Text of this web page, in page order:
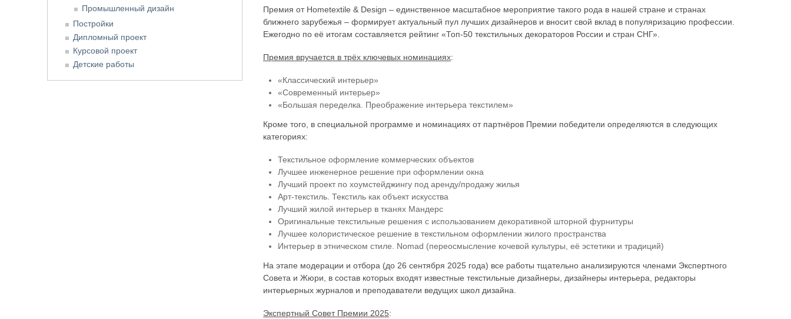
Премия от Hometextile & Design – единственное масштабное мероприятие такого рода в нашей стране и странах
ближнего зарубежья – формирует актуальный пул лучших дизайнеров и вносит свой вклад в популяризацию профессии.
Ежегодно по её итогам составляется рейтинг «Топ-50 текстильных декораторов России и стран СНГ».
Премия вручается в трёх ключевых номинациях:
«Классический интерьер»
«Современный интерьер»
«Большая переделка. Преображение интерьера текстилем»
Кроме того, в специальной программе и номинациях от партнёров Премии победители определяются в следующих
категориях:
Текстильное оформление коммерческих объектов
Лучшее инженерное решение при оформлении окна
Лучший проект по хоумстейджингу под аренду/продажу жилья
Арт-текстиль. Текстиль как объект искусства
Лучший жилой интерьер в тканях Мандерс
Оригинальные текстильные решения с использованием декоративной шторной фурнитуры
Лучшее колористическое решение в текстильном оформлении жилого пространства
Интерьер в этническом стиле. Nomad (переосмысление кочевой культуры, её эстетики и традиций)
На этапе модерации и отбора (до 26 сентября 2025 года) все работы тщательно анализируются членами Экспертного
Совета и Жюри, в состав которых входят известные текстильные дизайнеры, дизайнеры интерьера, редакторы
интерьерных журналов и преподаватели ведущих школ дизайна.
Экспертный Совет Премии 2025:
Промышленный дизайн
Постройки
Дипломный проект
Курсовой проект
Детские работы